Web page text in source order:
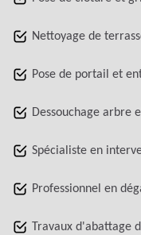
Nettoyage de
Pose de portail et
Dessouchage arbre
Spécialiste en
Professionnel en
Travaux d'abattage